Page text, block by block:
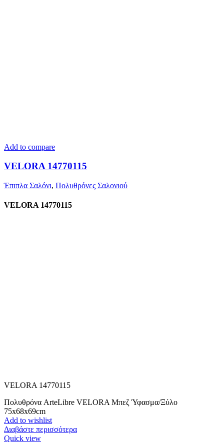
Add to compare
VELORA 14770115
Έπιπλα Σαλόνι, Πολυθρόνες Σαλονιού
VELORA 14770115
VELORA 14770115
Πολυθρόνα ArteLibre VELORA Μπεζ Ύφασμα/Ξύλο
75x68x69cm
Add to wishlist
Διαβάστε περισσότερα
Quick view